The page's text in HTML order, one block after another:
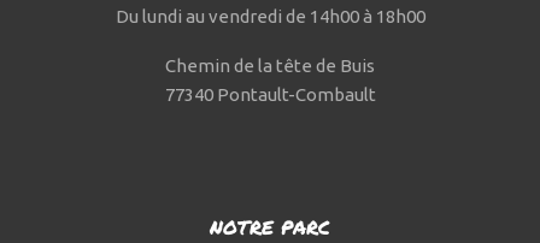
Du lundi au vendredi de 14h00 à 18h00
Chemin de la tête de Buis
77340 Pontault-Combault
NOTRE PARC